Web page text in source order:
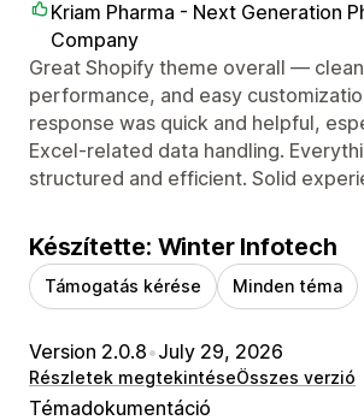
Kriam Pharma - Next Generation
Company
Great Shopify theme overall —
performance, and easy
response was quick and helpful,
Excel-related data handling.
structured and efficient. Solid
Készítette: Winter Infotech
Támogatás kérése Minden téma
Version 2.0.8•July 29, 2026
Részletek megtekintéseÖsszes verzió
Témadokumentáció